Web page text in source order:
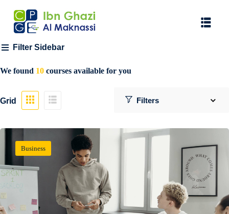
Filter Sidebar
(1)
We found 10 courses available for you
Grid
Business